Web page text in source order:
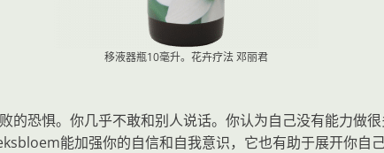
移液器瓶10毫升。花卉疗法邓丽君
恐惧。你几乎不敢和别人说话。你认为自己没有能力做
能加强你的自信和自我意识，它也有助于展开你自